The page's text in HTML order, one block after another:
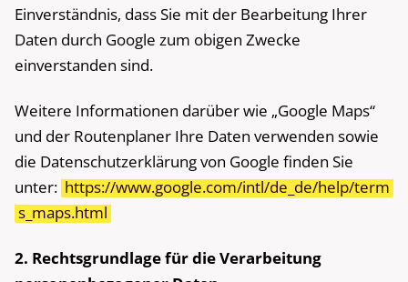
Einverständnis, dass Sie mit der Bearbeitung Ihrer
Daten durch Google zum obigen Zwecke
einverstanden sind.
Weitere Informationen darüber wie „Google Maps“
und der Routenplaner Ihre Daten verwenden sowie
die Datenschutzerklärung von Google finden Sie
unter: https://www.google.com/intl/de_de/help/term
s_maps.html
2. Rechtsgrundlage für die Verarbeitung